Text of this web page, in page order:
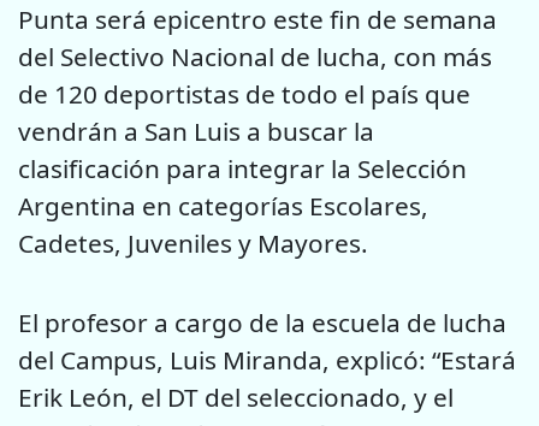
Punta será epicentro este fin de semana
del Selectivo Nacional de lucha, con más
de 120 deportistas de todo el país que
vendrán a San Luis a buscar la
clasificación para integrar la Selección
Argentina en categorías Escolares,
Cadetes, Juveniles y Mayores.
El profesor a cargo de la escuela de lucha
del Campus, Luis Miranda, explicó: “Estará
Erik León, el DT del seleccionado, y el